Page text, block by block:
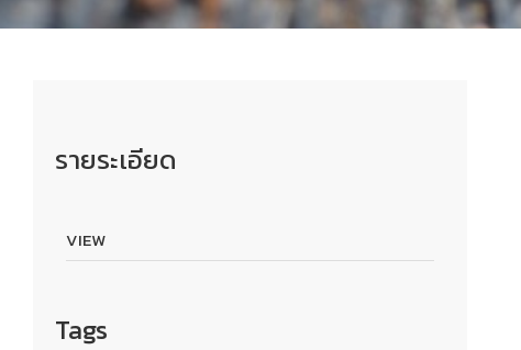
รายระเอียด
VIEW
Tags